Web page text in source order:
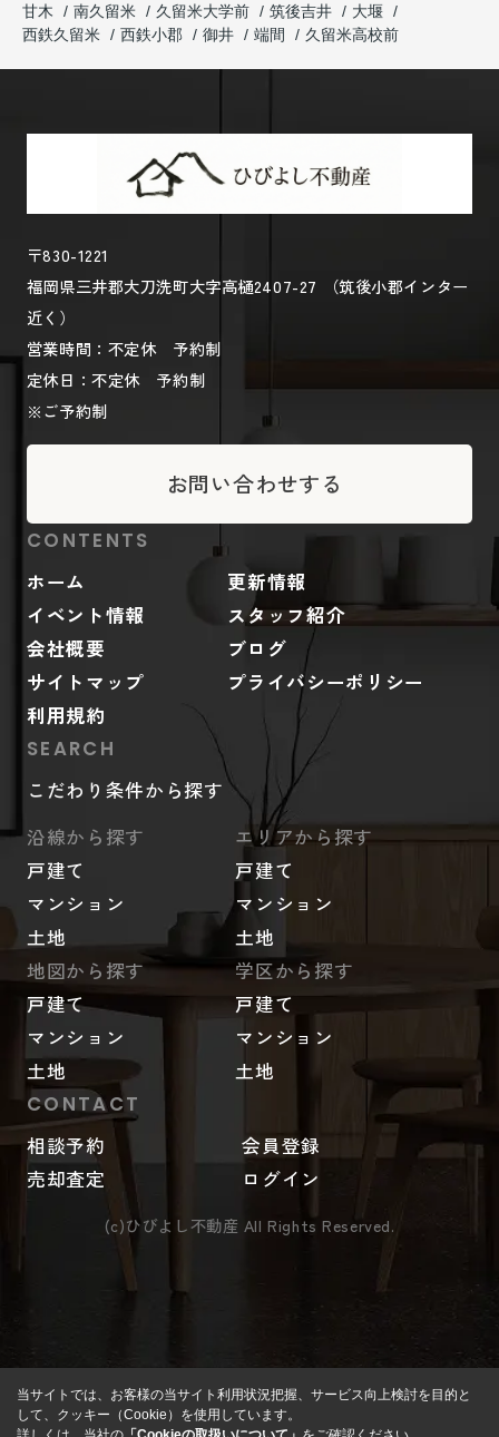
甘木
南久留米 久留米大学前 筑後吉井
大堰
西鉄久留米
西鉄小郡 御井 端間 久留米高校前
〒830-1221
福岡県三井郡大刀洗町大字高樋2407-27 （筑後小郡インター
近く）
営業時間：不定休 予約制
定休日：不定休 予約制
※ご予約制
お問い合わせする
CONTENTS
ホーム
更新情報
イベント情報
スタッフ紹介
会社概要
ブログ
サイトマップ
プライバシーポリシー
利用規約
SEARCH
こだわり条件から探す
沿線から探す
戸建て
マンション
土地
エリアから探す
戸建て
マンション
土地
地図から探す
戸建て
マンション
土地
学区から探す
戸建て
マンション
土地
CONTACT
相談予約
会員登録
売却査定
ログイン
(c)ひびよし不動産 All Rights Reserved.
当サイトでは、お客様の当サイト利用状況把握、サービス向上検討を目的と
して、クッキー（Cookie）を使用しています。